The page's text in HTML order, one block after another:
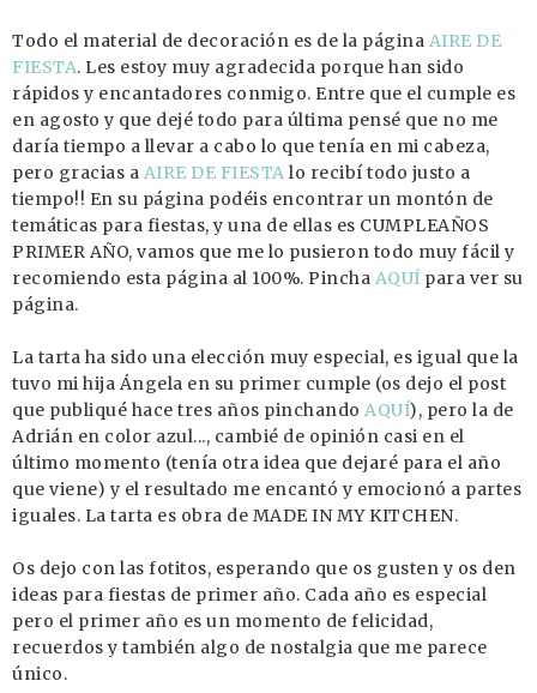
Todo el material de decoración es de la página AIRE DE
FIESTA. Les estoy muy agradecida porque han sido
rápidos y encantadores conmigo. Entre que el cumple es
en agosto y que dejé todo para última pensé que no me
daría tiempo a llevar a cabo lo que tenía en mi cabeza,
pero gracias a AIRE DE FIESTA lo recibí todo justo a
tiempo!! En su página podéis encontrar un montón de
temáticas para fiestas, y una de ellas es CUMPLEAÑOS
PRIMER AÑO, vamos que me lo pusieron todo muy fácil y
recomiendo esta página al 100%. Pincha AQUÍ para ver su
página.
La tarta ha sido una elección muy especial, es igual que la
tuvo mi hija Ángela en su primer cumple (os dejo el post
que publiqué hace tres años pinchando AQUÍ), pero la de
Adrián en color azul..., cambié de opinión casi en el
último momento (tenía otra idea que dejaré para el año
que viene) y el resultado me encantó y emocionó a partes
iguales. La tarta es obra de MADE IN MY KITCHEN.
Os dejo con las fotitos, esperando que os gusten y os den
ideas para fiestas de primer año. Cada año es especial
pero el primer año es un momento de felicidad,
recuerdos y también algo de nostalgia que me parece
único.